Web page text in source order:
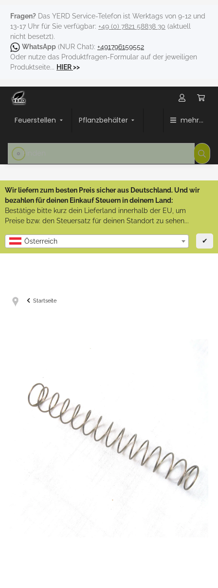
Fragen? Das YERD Service-Telefon ist Werktags von 9-12 und
13-17 Uhr für Sie verfügbar: +49 (0) 7821 58838 30 (aktuell
nicht besetzt).
WhatsApp (NUR Chat): +491796159552
Oder nutze das Produktfragen-Formular auf der jeweiligen
Produktseite... HIER>>
Feuerstellen Pflanzbehälter mehr...
Wir liefern zum besten Preis sicher aus Deutschland. Und wir
bezahlen für deinen Einkauf Steuern in deinem Land:
Bestätige bitte kurz dein Lieferland innerhalb der EU, um
Preise bzw. den Steuersatz für deinen Standort zu sehen...
Österreich ✔
Startseite